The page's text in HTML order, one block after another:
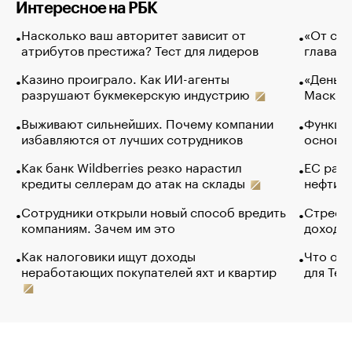
Интересное на РБК
Насколько ваш авторитет зависит от
атрибутов престижа? Тест для лидеров
Казино проиграло. Как ИИ-агенты
разрушают букмекерскую индустрию
Выживают сильнейших. Почему компании
избавляются от лучших сотрудников
Как банк Wildberries резко нарастил
кредиты селлерам до атак на склады
Сотрудники открыли новый способ вредить
компаниям. Зачем им это
Как налоговики ищут доходы
неработающих покупателей яхт и квартир
«От
глава
Маск в
основ
ЕС
нефти
Что
для